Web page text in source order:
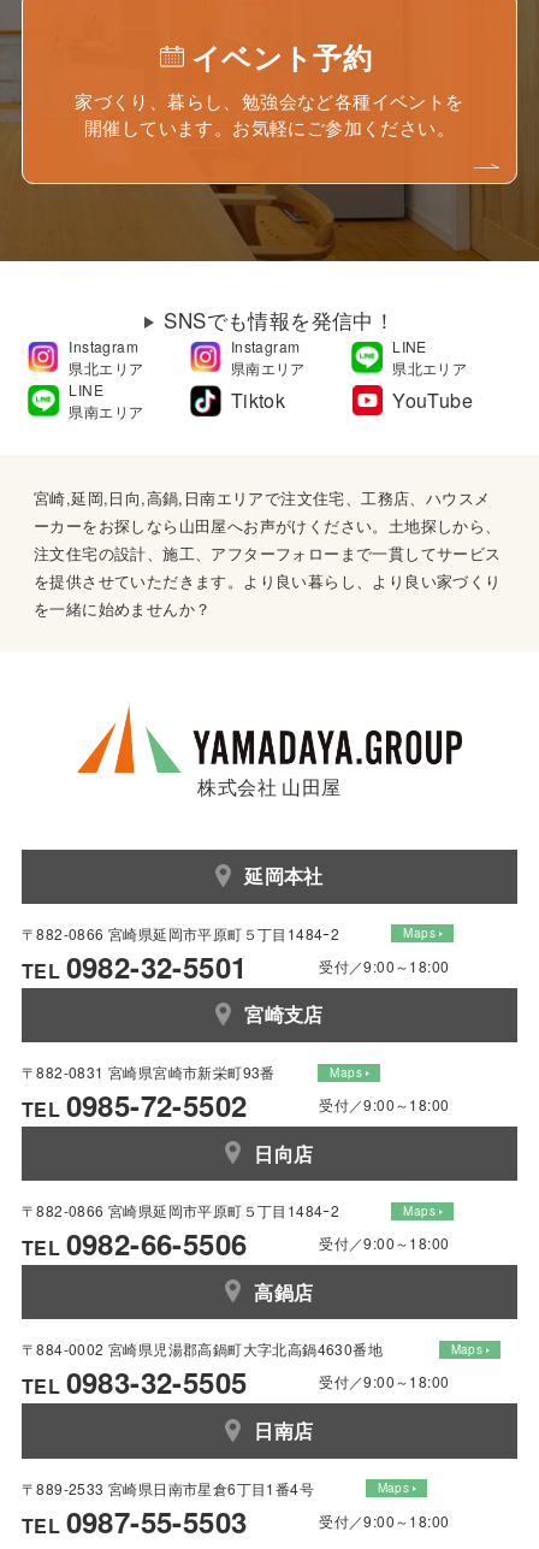
イベント予約
家づくり、暮らし、勉強会など各種イベントを
開催しています。お気軽にご参加ください。
SNSでも情報を発信中！
Instagram
県北エリア
Instagram
県南エリア
LINE
県北エリア
LINE
県南エリア
Tiktok YouTube
宮崎,延岡,日向,高鍋,日南エリアで注文住宅、工務店、ハウスメ
ーカーをお探しなら山田屋へお声がけください。土地探しから、
注文住宅の設計、施工、アフターフォローまで一貫してサービス
を提供させていただきます。より良い暮らし、より良い家づくり
を一緒に始めませんか？
株式会社 山田屋
延岡本社
〒882-0866 宮崎県延岡市平原町５丁目1484ｰ2 Maps
TEL 0982-32-5501 受付／9:00～18:00
宮崎支店
〒882-0831 宮崎県宮崎市新栄町93番 Maps
TEL 0985-72-5502 受付／9:00～18:00
日向店
〒882-0866 宮崎県延岡市平原町５丁目1484ｰ2 Maps
TEL 0982-66-5506 受付／9:00～18:00
高鍋店
〒884-0002 宮崎県児湯郡高鍋町大字北高鍋4630番地 Maps
TEL 0983-32-5505 受付／9:00～18:00
日南店
〒889-2533 宮崎県日南市星倉6丁目1番4号 Maps
TEL 0987-55-5503 受付／9:00～18:00